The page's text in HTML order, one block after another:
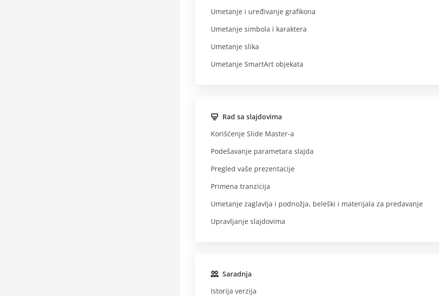
Umetanje i uređivanje grafikona
Umetanje simbola i karaktera
Umetanje slika
Umetanje SmartArt objekata
Rad sa slajdovima
Korišćenje Slide Master-a
Podešavanje parametara slajda
Pregled vaše prezentacije
Primena tranzicija
Umetanje zaglavlja i podnožja, beleški i materijala za predavanje
Upravljanje slajdovima
Saradnja
Istorija verzija